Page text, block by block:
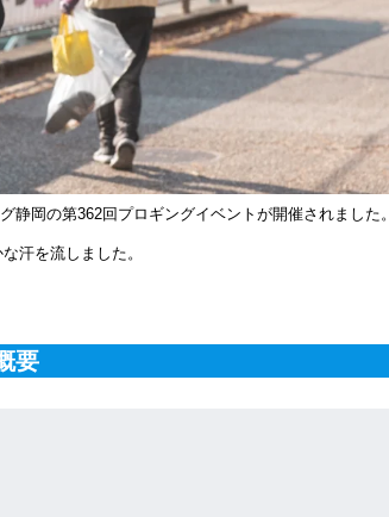
岡の第362回プロギングイベントが開催されました。
汗を流しました。
要